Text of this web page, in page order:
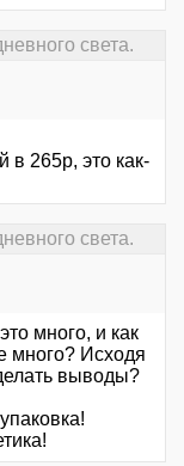
света.
в 265р, это как-
света.
много, и как
много? Исходя
выводы?